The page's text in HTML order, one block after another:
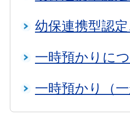
幼保連携型認
一時預かりに
一時預かり（